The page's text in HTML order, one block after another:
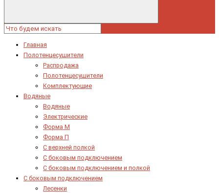
Главная
Полотенцесушители
Распродажа
Полотенцесушители
Комплектующие
Водяные
Водяные
Электрические
Форма М
Форма П
C верхней полкой
C боковым подключением
C боковым подключением и полкой
С боковым подключением
Лесенки